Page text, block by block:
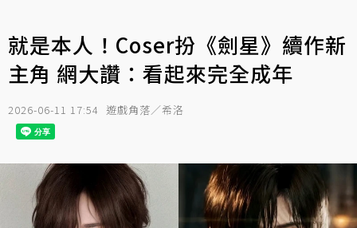
就是本人！Coser扮《劍星》續作新
主角 網大讚：看起來完全成年
2026-06-11 17:54 遊戲角落／希洛